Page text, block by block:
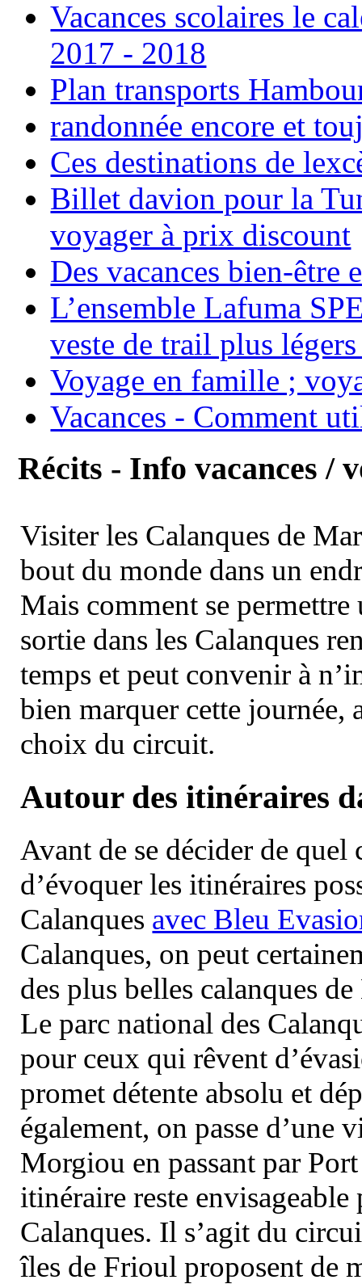
Vacances scolaires le
2017 - 2018
Plan transports
randonnée encore et
Ces destinations de
Billet davion pour la
voyager à prix discount
Des vacances bien-être
L’ensemble Lafuma
veste de trail plus
Voyage en famille ;
Vacances - Comment
Récits - Info vacances /
Visiter les Calanques de
bout du monde dans un
Mais comment se permettre
sortie dans les Calanques
temps et peut convenir à
bien marquer cette journée,
choix du circuit.
Autour des itinéraires
Avant de se décider de
d’évoquer les itinéraires
Calanques avec Bleu
Calanques, on peut
des plus belles calanques
Le parc national des
pour ceux qui rêvent
promet détente absolu et
également, on passe d’une
Morgiou en passant par
itinéraire reste
Calanques. Il s’agit du
îles de Frioul proposent de